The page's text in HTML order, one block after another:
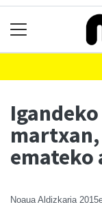
emateko
Noaua Aldizkaria